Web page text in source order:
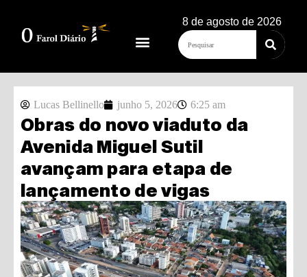
8 de agosto de 2026
Lucas Bellinello junho 5, 2026 6:25 am
Obras do novo viaduto da
Avenida Miguel Sutil
avançam para etapa de
lançamento de vigas